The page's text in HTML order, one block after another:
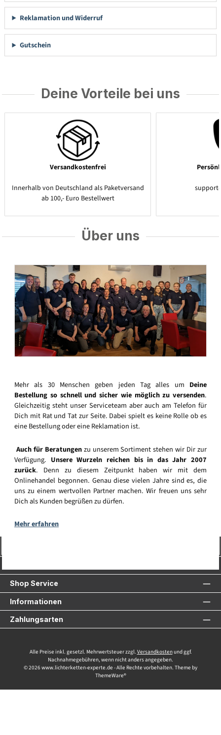
Reklamation und Widerruf
Gutschein
Deine Vorteile bei uns
Versandkostenfrei
Innerhalb von Deutschland als Paketversand
ab 100,- Euro Bestellwert
Über uns
Mehr als 30 Menschen geben jeden Tag alles um Deine
Bestellung so schnell und sicher wie möglich zu versenden.
Gleichzeitig steht unser Serviceteam aber auch am Telefon für
Dich mit Rat und Tat zur Seite. Dabei spielt es keine Rolle ob es
eine Bestellung oder eine Reklamation ist.
Auch für Beratungenzu unserem Sortiment stehen wir Dir zur
Verfügung. Unsere Wurzeln reichen bis in das Jahr 2007
zurück. Denn zu diesem Zeitpunkt haben wir mit dem
Onlinehandel begonnen. Genau diese vielen Jahre sind es, die
uns zu einem wertvollen Partner machen. Wir freuen uns sehr
Dich als Kunden begrüßen zu dürfen.
Mehr erfahren
Shop Service
Informationen
Zahlungsarten
Alle Preise inkl. gesetzl. Mehrwertsteuer zzgl. Versandkostenund ggf.
Nachnahmegebühren, wenn nicht anders angegeben.
© 2026 www.lichterketten-experte.de - Alle Rechte vorbehalten. Theme by
ThemeWare®